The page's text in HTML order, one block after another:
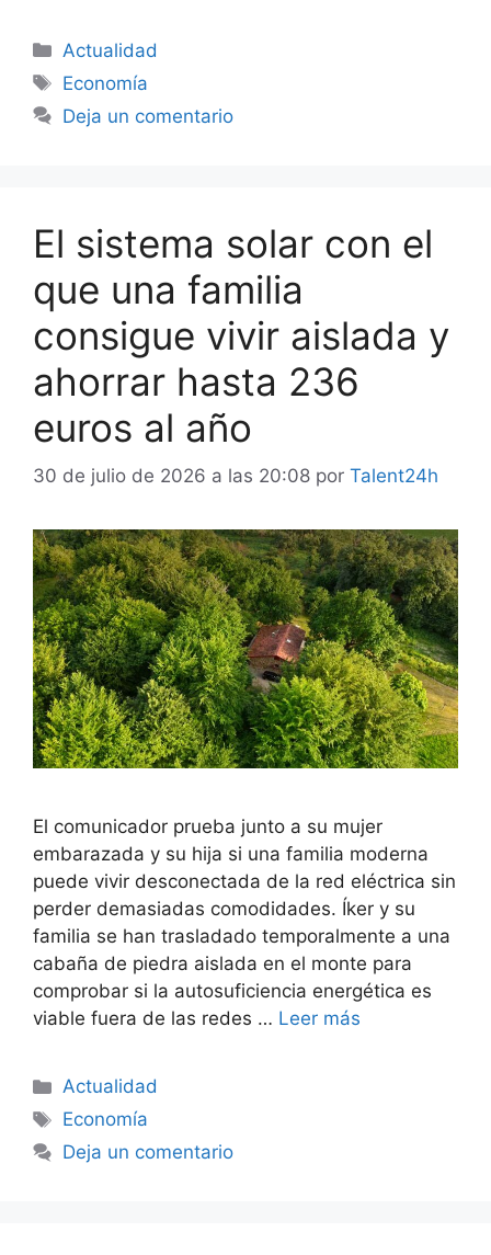
Categorías
Actualidad
Etiquetas
Economía
Deja un comentario
El sistema solar con el
que una familia
consigue vivir aislada y
ahorrar hasta 236
euros al año
30 de julio de 2026 a las 20:08 por Talent24h
El comunicador prueba junto a su mujer
embarazada y su hija si una familia moderna
puede vivir desconectada de la red eléctrica sin
perder demasiadas comodidades. Íker y su
familia se han trasladado temporalmente a una
cabaña de piedra aislada en el monte para
comprobar si la autosuficiencia energética es
viable fuera de las redes … Leer más
Categorías
Actualidad
Etiquetas
Economía
Deja un comentario